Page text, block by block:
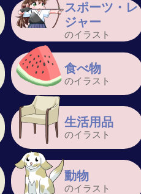
スポーツ・レ
ジャー
のイラスト
食べ物
のイラスト
生活用品
のイラスト
動物
のイラスト